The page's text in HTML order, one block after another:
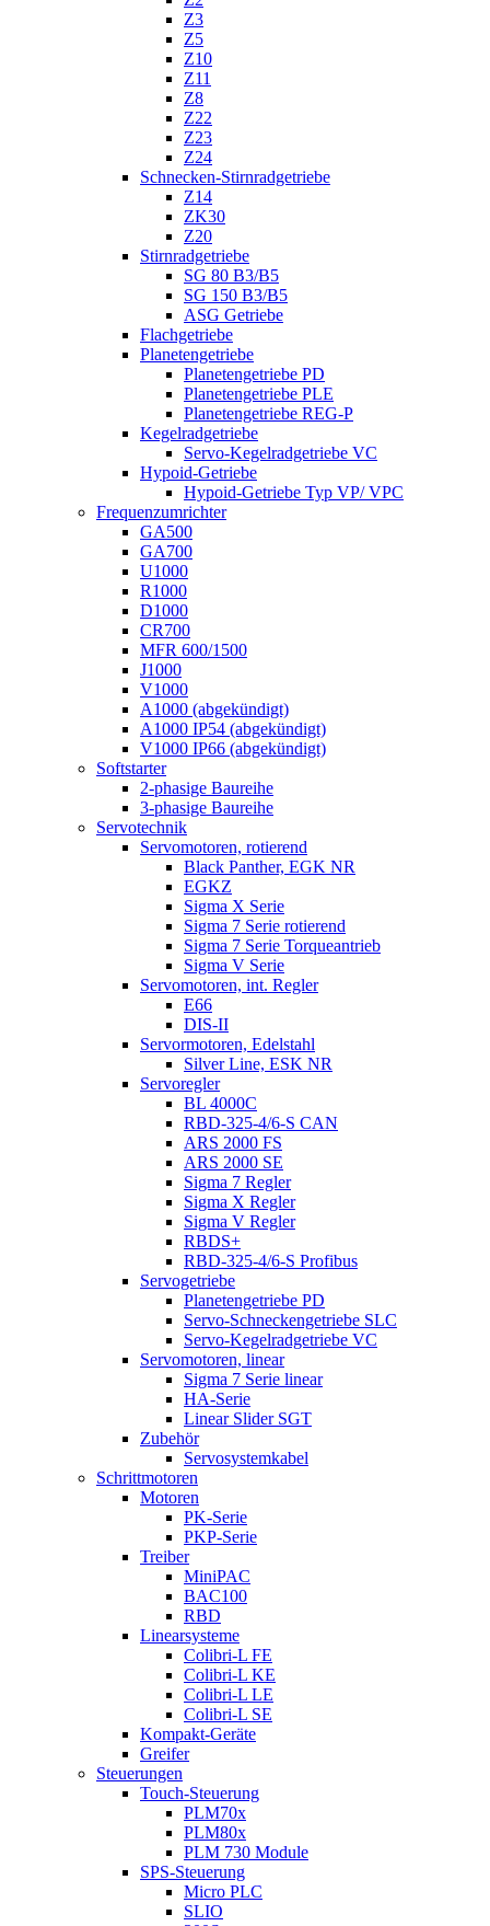
Z3
Z5
Z10
Z11
Z8
Z22
Z23
Z24
Schnecken-Stirnradgetriebe
Z14
ZK30
Z20
Stirnradgetriebe
SG 80 B3/B5
SG 150 B3/B5
ASG Getriebe
Flachgetriebe
Planetengetriebe
Planetengetriebe PD
Planetengetriebe PLE
Planetengetriebe REG-P
Kegelradgetriebe
Servo-Kegelradgetriebe VC
Hypoid-Getriebe
Hypoid-Getriebe Typ VP/ VPC
Frequenzumrichter
GA500
GA700
U1000
R1000
D1000
CR700
MFR 600/1500
J1000
V1000
A1000 (abgekündigt)
A1000 IP54 (abgekündigt)
V1000 IP66 (abgekündigt)
Softstarter
2-phasige Baureihe
3-phasige Baureihe
Servotechnik
Servomotoren, rotierend
Black Panther, EGK NR
EGKZ
Sigma X Serie
Sigma 7 Serie rotierend
Sigma 7 Serie Torqueantrieb
Sigma V Serie
Servomotoren, int. Regler
E66
DIS-II
Servormotoren, Edelstahl
Silver Line, ESK NR
Servoregler
BL 4000C
RBD-325-4/6-S CAN
ARS 2000 FS
ARS 2000 SE
Sigma 7 Regler
Sigma X Regler
Sigma V Regler
RBDS+
RBD-325-4/6-S Profibus
Servogetriebe
Planetengetriebe PD
Servo-Schneckengetriebe SLC
Servo-Kegelradgetriebe VC
Servomotoren, linear
Sigma 7 Serie linear
HA-Serie
Linear Slider SGT
Zubehör
Servosystemkabel
Schrittmotoren
Motoren
PK-Serie
PKP-Serie
Treiber
MiniPAC
BAC100
RBD
Linearsysteme
Colibri-L FE
Colibri-L KE
Colibri-L LE
Colibri-L SE
Kompakt-Geräte
Greifer
Steuerungen
Touch-Steuerung
PLM70x
PLM80x
PLM 730 Module
SPS-Steuerung
Micro PLC
SLIO